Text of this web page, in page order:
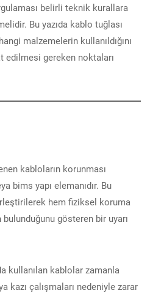
belirli teknik kurallara
Bu yazıda kablo tuğlası
malzemelerin kullanıldığını
edilmesi gereken noktaları
kabloların korunması
bims yapı elemanıdır. Bu
hem fiziksel koruma
gösteren bir uyarı
kullanılan kablolar zamanla
kazı çalışmaları nedeniyle zarar